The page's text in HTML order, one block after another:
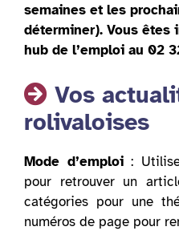
semaines et les
déterminer). Vous êtes
hub de l’emploi au 02
Vos
rolivaloises
Mode d’emploi:
pour retrouver un
catégories pour une
numéros de page pour